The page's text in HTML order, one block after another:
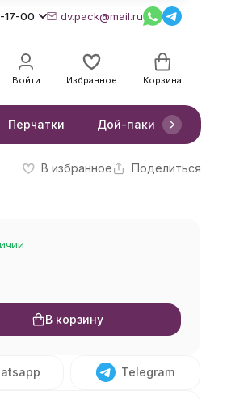
17-00 dv.pack@mail.ru
Войти Избранное Корзина
Перчатки Дой-паки
В избранное Поделиться
В корзину
Telegram